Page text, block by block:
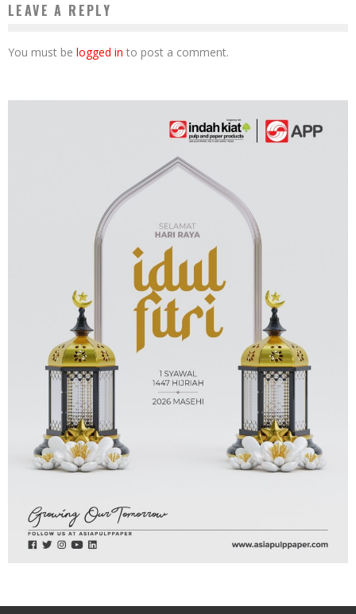
LEAVE A REPLY
You must be logged in to post a comment.